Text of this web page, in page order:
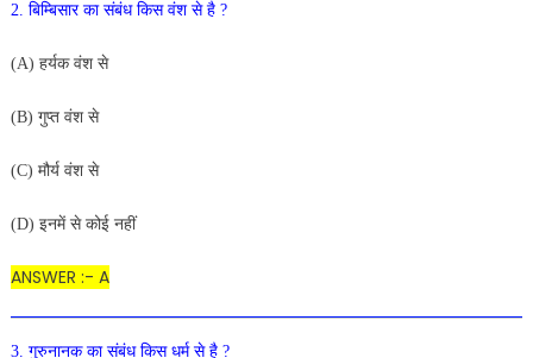
2. बिम्बिसार का संबंध किस वंश से है ?
(A) हर्यक वंश से
(B) गुप्त वंश से
(C) मौर्य वंश से
(D) इनमें से कोई नहीं
ANSWER :- A
3. गुरुनानक का संबंध किस धर्म से है ?